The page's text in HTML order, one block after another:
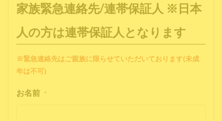
家族緊急連絡先/連帯保証人 ※日本
人の方は連帯保証人となります
※緊急連絡先はご親族に限らせていただいております(未成
年は不可)
お名前 *